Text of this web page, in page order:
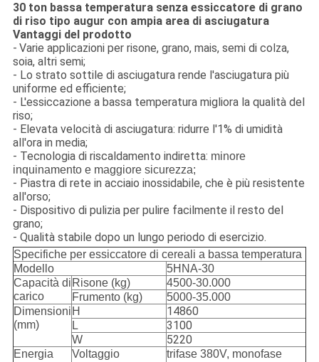
30 ton bassa temperatura senza essiccatore di grano
di riso tipo augur con ampia area di asciugatura
Vantaggi del prodotto
- Varie applicazioni per risone, grano, mais, semi di colza,
soia, altri semi;
- Lo strato sottile di asciugatura rende l'asciugatura più
uniforme ed efficiente;
- L'essiccazione a bassa temperatura migliora la qualità del
riso;
- Elevata velocità di asciugatura: ridurre l'1% di umidità
all'ora in media;
- Tecnologia di riscaldamento indiretta: minore
inquinamento e maggiore sicurezza;
- Piastra di rete in acciaio inossidabile, che è più resistente
all'orso;
- Dispositivo di pulizia per pulire facilmente il resto del
grano;
- Qualità stabile dopo un lungo periodo di esercizio.
Specifiche per essiccatore di cereali a bassa temperatura
Modello
5HNA-30
Capacità di
carico
Risone (kg)
4500-30.000
Frumento (kg)
5000-35.000
Dimensioni
(mm)
H 14860
L 3100
W 5220
Energia
Voltaggio
trifase 380V, monofase